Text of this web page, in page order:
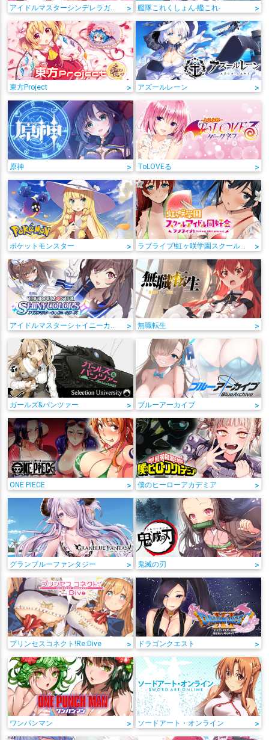
アイドルマスターシンデレラガールズ > 艦隊これくしょん-艦これ- >
東方Project > アズールレーン >
原神 > ToLOVEる >
ポケットモンスター > ラブライブ!虹ヶ咲学園スクールアイドル同好会 >
アイドルマスターシャイニーカラーズ > 無職転生 >
ガールズ&パンツァー > ブルーアーカイブ >
ONE PIECE > 僕のヒーローアカデミア >
グランブルーファンタジー > 鬼滅の刃 >
プリンセスコネクト!Re:Dive > ドラゴンクエスト >
ワンパンマン > ソードアート・オンライン >